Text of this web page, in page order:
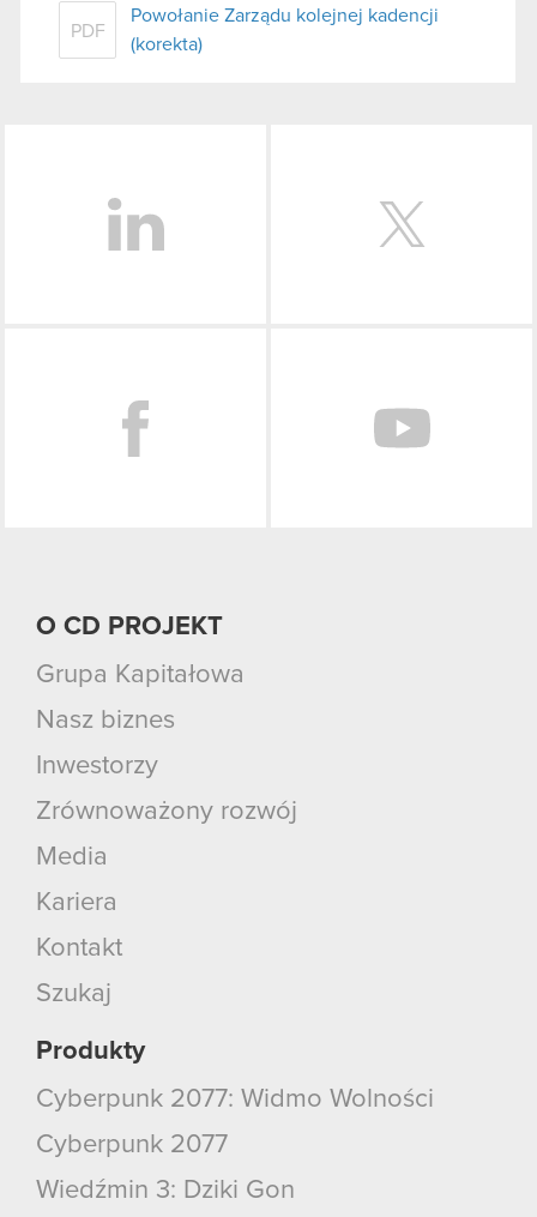
PDF
Powołanie Zarządu kolejnej kadencji
(korekta)
O CD PROJEKT
Grupa Kapitałowa
Nasz biznes
Inwestorzy
Zrównoważony rozwój
Media
Kariera
Kontakt
Szukaj
Produkty
Cyberpunk 2077: Widmo Wolności
Cyberpunk 2077
Wiedźmin 3: Dziki Gon